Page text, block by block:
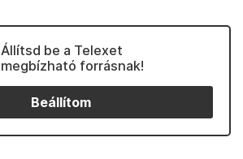
Állítsd be a Telexet
megbízható forrásnak!
Beállítom